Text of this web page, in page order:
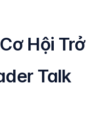
Hội Trở
Talk